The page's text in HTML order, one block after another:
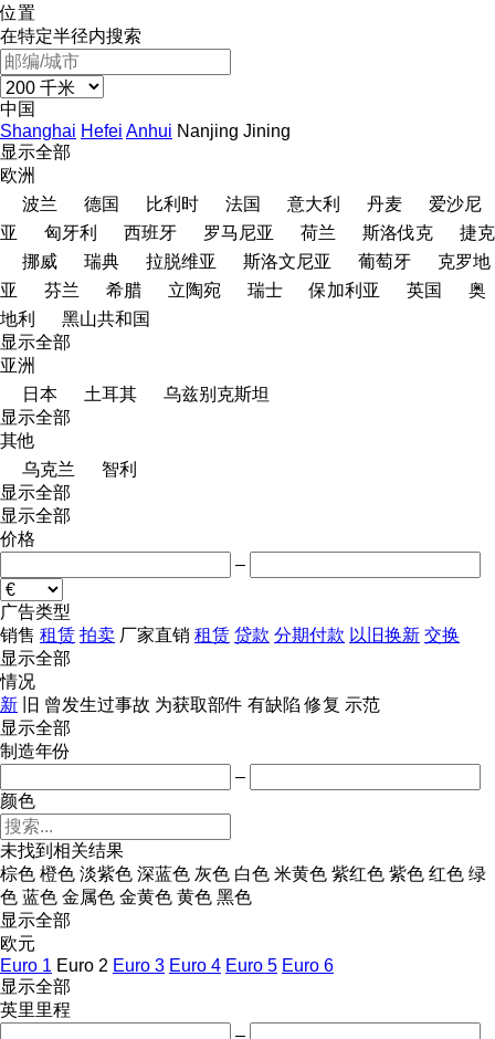
位置
在特定半径内搜索
中国
Shanghai Hefei Anhui Nanjing Jining
显示全部
欧洲
波兰
德国 比利时 法国 意大利 丹麦
爱沙尼
亚
匈牙利 西班牙 罗马尼亚 荷兰 斯洛伐克
捷克
挪威
瑞典 拉脱维亚 斯洛文尼亚 葡萄牙
克罗地
亚
芬兰 希腊 立陶宛 瑞士 保加利亚 英国
奥
地利
黑山共和国
显示全部
亚洲
日本
土耳其
乌兹别克斯坦
显示全部
其他
乌克兰
智利
显示全部
显示全部
价格
–
广告类型
销售 租赁 拍卖 厂家直销 租赁 贷款 分期付款 以旧换新 交换
显示全部
情况
新
旧 曾发生过事故 为获取部件 有缺陷 修复 示范
显示全部
制造年份
–
颜色
未找到相关结果
棕色 橙色 淡紫色 深蓝色 灰色 白色 米黄色 紫红色 紫色 红色 绿
色 蓝色 金属色 金黄色 黄色 黑色
显示全部
欧元
Euro 1 Euro 2 Euro 3 Euro 4 Euro 5 Euro 6
显示全部
英里里程
–